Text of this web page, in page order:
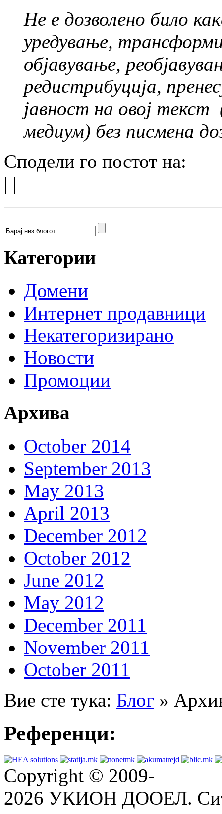
Не е дозволено било
уредување,
објавување,
редистрибуција,
јавност на овој
медиум) без писмена
Сподели го постот на:
| |
Категории
Домени
Интернет продавници
Некатегоризирано
Новости
Промоции
Архива
October 2014
September 2013
May 2013
April 2013
December 2012
October 2012
June 2012
May 2012
December 2011
November 2011
October 2011
Вие сте тука: Блог »
Референци:
Copyright © 2009-
2026 УКИОН ДООЕЛ.